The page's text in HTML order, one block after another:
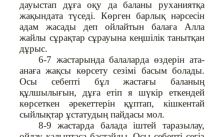
дауыстап дұға оқу да баланы руханиятқа
жақындата түседі. Көрген барлық нәрсесін
адам жасады деп ойлайтын балаға Алла
жайлы сұрақтар сұрауына кеңшілік танытқан
дұрыс.
6-7 жастарында балаларда өздерін ата-
анаға жақсы көрсету сезімі басым болады.
Осы себепті бұл жастағы баланың
құлшылығын, дұға етіп я шүкір еткендей
көрсеткен әрекеттерін құптап, кішкентай
сыйлықтар ұстатудың пайдасы мол.
8-9 жастарда балада іштей таразылау,